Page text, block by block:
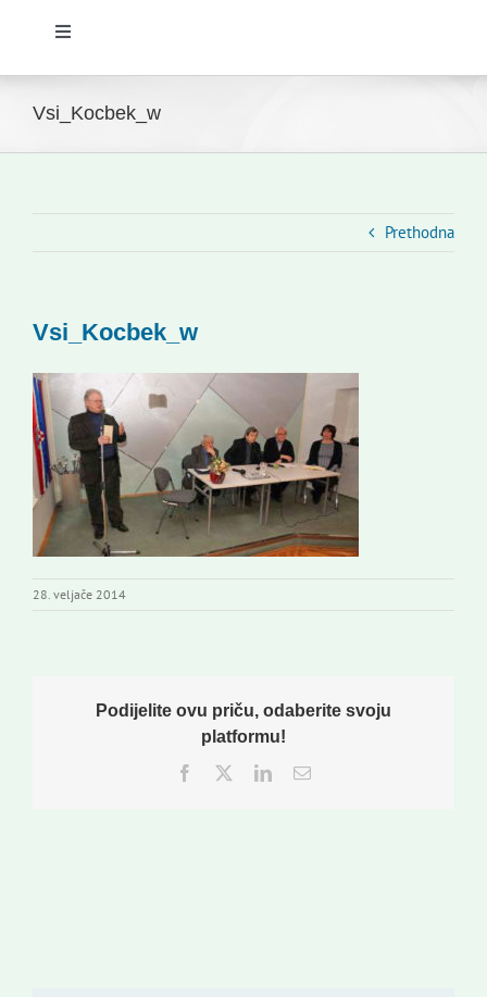
Toggle
Novosti
Kontakti
Novi odmev – naše glasilo
Izdavaštvo
Korisne informacije
Vsi_Kocbek_w
Prethodna
Vsi_Kocbek_w
28. veljače 2014
Podijelite ovu priču, odaberite svoju
platformu!
Facebook
TwitterLinkedInEmail: